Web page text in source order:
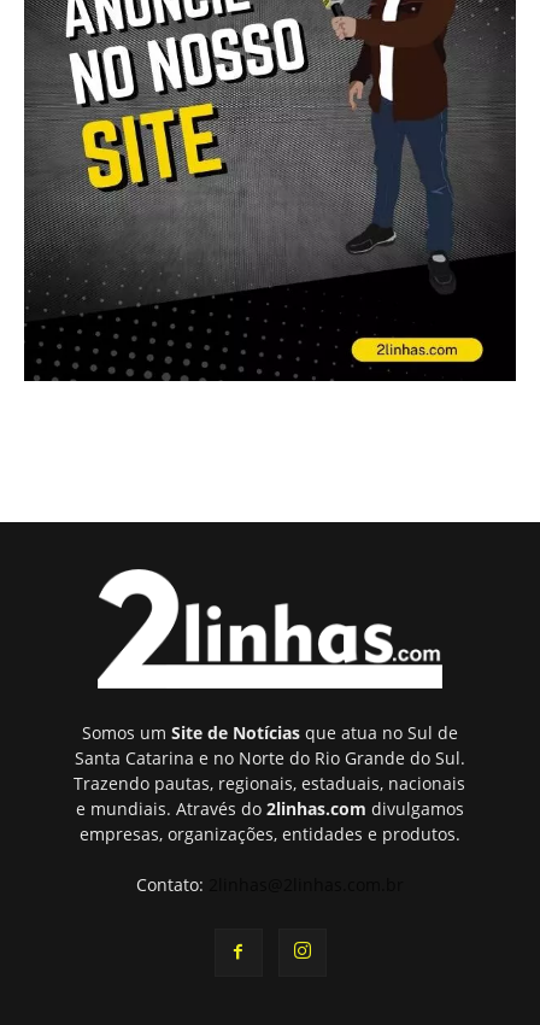
Somos um Site de Notíciasque atua no Sul de
Santa Catarina e no Norte do Rio Grande do Sul.
Trazendo pautas, regionais, estaduais, nacionais
e mundiais. Através do 2linhas.com divulgamos
empresas, organizações, entidades e produtos.
Contato: